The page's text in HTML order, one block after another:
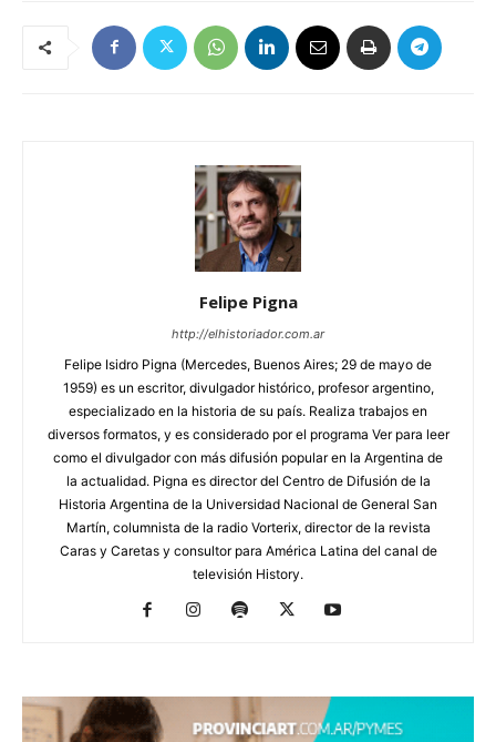
Felipe Pigna
http://elhistoriador.com.ar
Felipe Isidro Pigna (Mercedes, Buenos Aires; 29 de mayo de
1959) es un escritor, divulgador histórico, profesor argentino,
especializado en la historia de su país. Realiza trabajos en
diversos formatos, y es considerado por el programa Ver para leer
como el divulgador con más difusión popular en la Argentina de
la actualidad. Pigna es director del Centro de Difusión de la
Historia Argentina de la Universidad Nacional de General San
Martín, columnista de la radio Vorterix, director de la revista
Caras y Caretas y consultor para América Latina del canal de
televisión History.